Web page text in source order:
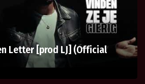
Letter [prod LJ] (Official